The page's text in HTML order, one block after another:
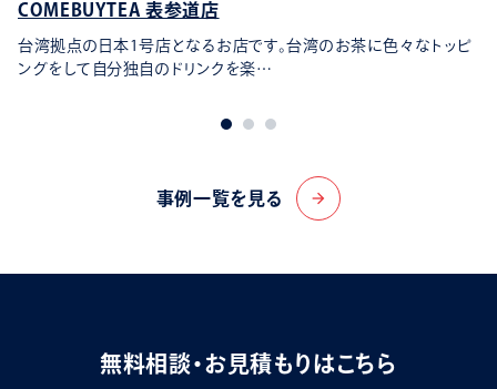
COMEBUYTEA 表参道店
台湾拠点の日本1号店となるお店です。台湾のお茶に色々なトッピ
ングをして自分独自のドリンクを楽…
事例一覧を見る arrow_forward
無料相談・お見積もりはこちら